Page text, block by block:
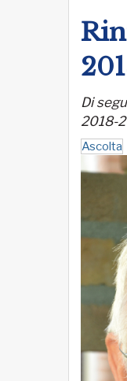
Di
2018-
Ascolta